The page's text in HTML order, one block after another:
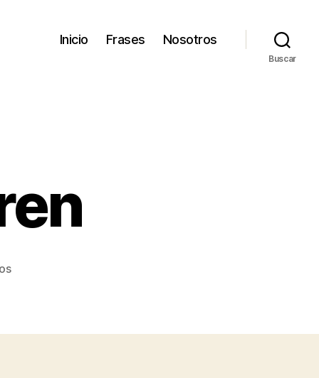
Inicio Frases Nosotros
Buscar
en